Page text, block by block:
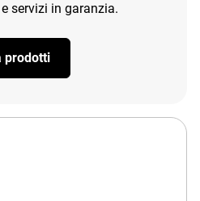
servizi in garanzia.
prodotti